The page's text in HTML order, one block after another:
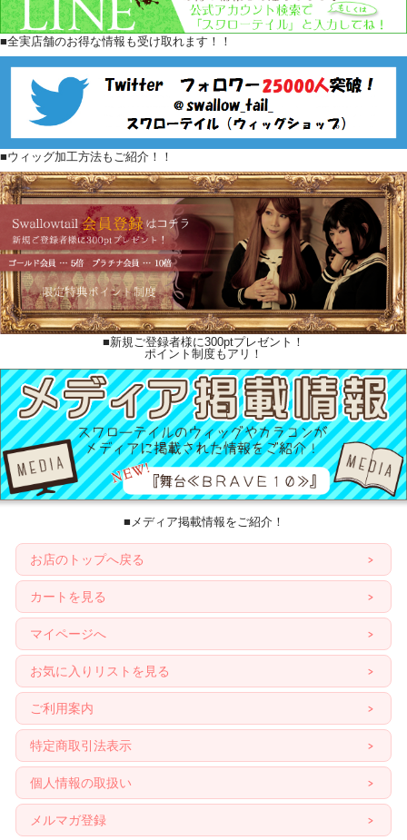
■全実店舗のお得な情報も受け取れます！！
■ウィッグ加工方法もご紹介！！
■新規ご登録者様に300ptプレゼント！
ポイント制度もアリ！
■メディア掲載情報をご紹介！
お店のトップへ戻る
カートを見る
マイページへ
お気に入りリストを見る
ご利用案内
特定商取引法表示
個人情報の取扱い
メルマガ登録